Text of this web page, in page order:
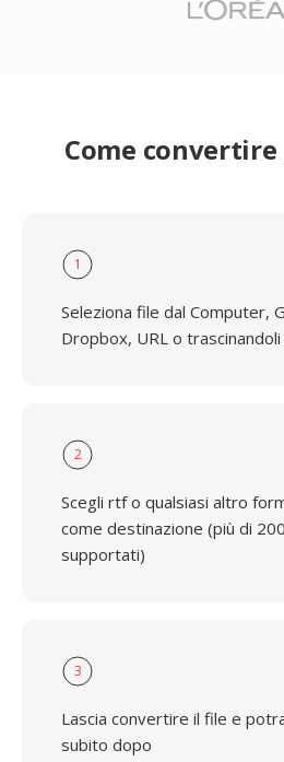
Come convertire
1
Seleziona file dal Computer,
Dropbox, URL o trascinandoli
2
Scegli rtf o qualsiasi altro
come destinazione (più di
supportati)
3
Lascia convertire il file e
subito dopo